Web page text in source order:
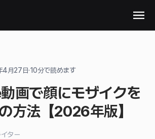
4月27日·10分で読めます
画で顔にモザイクを
方法【2026年版】
ター